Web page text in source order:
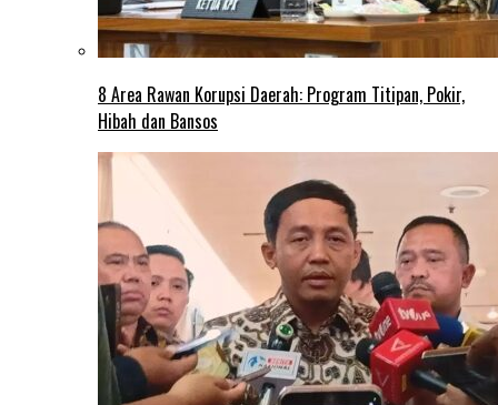
8 Area Rawan Korupsi Daerah: Program Titipan, Pokir,
Hibah dan Bansos